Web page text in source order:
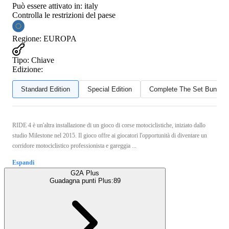
Può essere attivato in: italy
Controlla le restrizioni del paese
Regione: EUROPA
Tipo: Chiave
Edizione:
Standard Edition Special Edition Complete The Set Bundle
RIDE 4 è un'altra installazione di un gioco di corse motociclistiche, iniziato dallo
studio Milestone nel 2015. Il gioco offre ai giocatori l'opportunità di diventare un
corridore motociclistico professionista e gareggia ...
Espandi
G2A Plus
Guadagna punti Plus:89